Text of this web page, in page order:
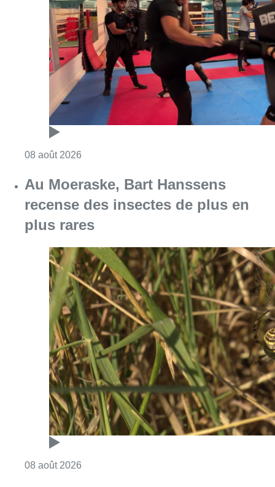
Au Moeraske, Bart Hanssens
recense des insectes de plus en
plus rares
08 août 2026Consulter l'article "Au Moeraske, Bart
Marathon de contrôles de vitesse
ce week-end: “Une moto a été
flashée à 121 km/h sur l’avenue de
Tervuren”